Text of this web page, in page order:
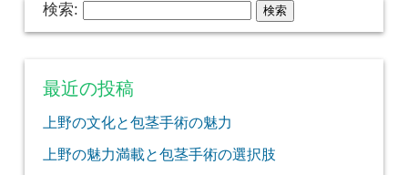
検索:
最近の投稿
上野の文化と包茎手術の魅力
上野の魅力満載と包茎手術の選択肢